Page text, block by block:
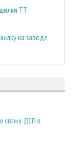
TT
на заводе
своих ДСП в